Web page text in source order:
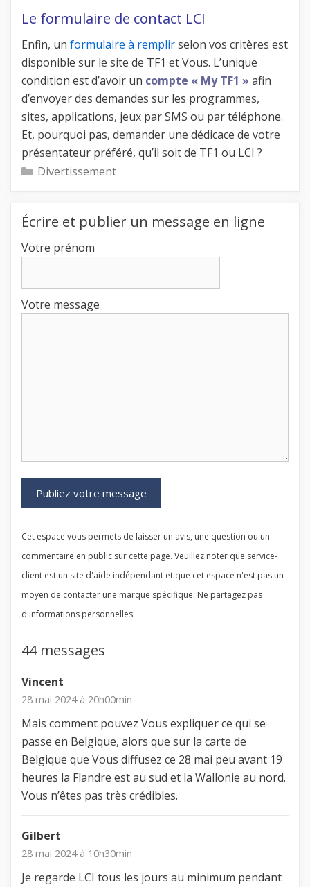
Le formulaire de contact LCI
Enfin, un formulaire à remplirselon vos critères est
disponible sur le site de TF1 et Vous. L’unique
condition est d’avoir un compte « My TF1 » afin
d’envoyer des demandes sur les programmes,
sites, applications, jeux par SMS ou par téléphone.
Et, pourquoi pas, demander une dédicace de votre
présentateur préféré, qu’il soit de TF1 ou LCI ?
Catégories
Divertissement
Écrire et publier un message en ligne
Votre prénom
Votre message
Cet espace vous permets de laisser un avis, une question ou un
commentaire en public sur cette page. Veuillez noter que service-
client est un site d'aide indépendant et que cet espace n'est pas un
moyen de contacter une marque spécifique. Ne partagez pas
d'informations personnelles.
44 messages
Vincent
28 mai 2024 à 20h00min
Mais comment pouvez Vous expliquer ce qui se
passe en Belgique, alors que sur la carte de
Belgique que Vous diffusez ce 28 mai peu avant 19
heures la Flandre est au sud et la Wallonie au nord.
Vous n’êtes pas très crédibles.
Gilbert
28 mai 2024 à 10h30min
Je regarde LCI tous les jours au minimum pendant